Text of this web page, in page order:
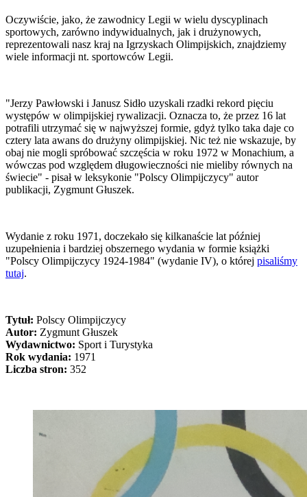
Oczywiście, jako, że zawodnicy Legii w wielu dyscyplinach
sportowych, zarówno indywidualnych, jak i drużynowych,
reprezentowali nasz kraj na Igrzyskach Olimpijskich, znajdziemy
wiele informacji nt. sportowców Legii.
"Jerzy Pawłowski i Janusz Sidło uzyskali rzadki rekord pięciu
występów w olimpijskiej rywalizacji. Oznacza to, że przez 16 lat
potrafili utrzymać się w najwyższej formie, gdyż tylko taka daje co
cztery lata awans do drużyny olimpijskiej. Nic też nie wskazuje, by
obaj nie mogli spróbować szczęścia w roku 1972 w Monachium, a
wówczas pod względem długowieczności nie mieliby równych na
świecie" - pisał w leksykonie "Polscy Olimpijczycy" autor
publikacji, Zygmunt Głuszek.
Wydanie z roku 1971, doczekało się kilkanaście lat później
uzupełnienia i bardziej obszernego wydania w formie książki
"Polscy Olimpijczycy 1924-1984" (wydanie IV), o której pisaliśmy
tutaj.
Tytuł: Polscy Olimpijczycy
Autor: Zygmunt Głuszek
Wydawnictwo: Sport i Turystyka
Rok wydania: 1971
Liczba stron: 352